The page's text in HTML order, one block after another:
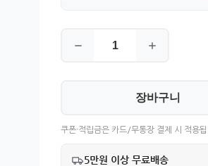
장바구니
쿠폰·적립금은 카드/무통장 결제 시 적용
5만원 이상 무료배송